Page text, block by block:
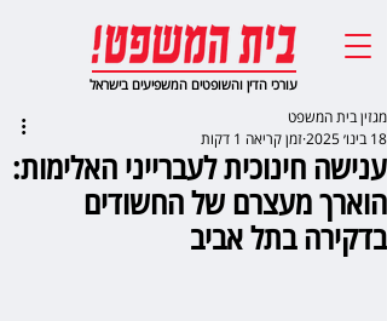
עורכי הדין והשופטים המשפיעים בישראל
ענישה חינוכית לעברייני האלימות:
הוארך מעצרם של החשודים
בדקירה בתל אביב
מגזין בית המשפט
18 בינו׳ 2025
זמן קריאה 1 דקות